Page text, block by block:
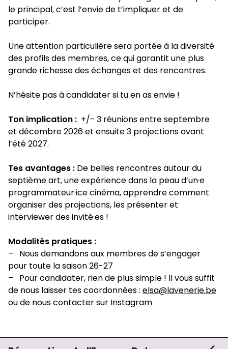
le principal, c’est l’envie de t’impliquer et de
participer.
Une attention particulière sera portée à la diversité
des profils des membres, ce qui garantit une plus
grande richesse des échanges et des rencontres.
N’hésite pas à candidater si tu en as envie !
Ton implication : +/- 3 réunions entre septembre
et décembre 2026 et ensuite 3 projections avant
l’été 2027.
Tes avantages : De belles rencontres autour du
septième art, une expérience dans la peau d’un·e
programmateur·ice cinéma, apprendre comment
organiser des projections, les présenter et
interviewer des invité·es !
Modalités pratiques :
– Nous demandons aux membres de s’engager
pour toute la saison 26-27
– Pour candidater, rien de plus simple ! Il vous suffit
de nous laisser tes coordonnées : elsa@lavenerie.be
ou de nous contacter sur Instagram